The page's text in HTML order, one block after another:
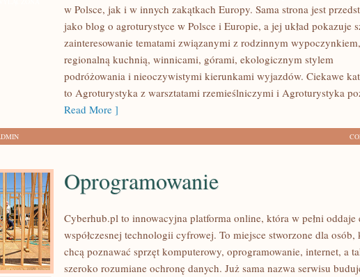
WINNIC
w Polsce, jak i w innych zakątkach Europy. Sama strona jest
jako blog o agroturystyce w Polsce i Europie, a jej układ pokazuje
zainteresowanie tematami związanymi z rodzinnym wypoczynkiem,
regionalną kuchnią, winnicami, górami, ekologicznym stylem
podróżowania i nieoczywistymi kierunkami wyjazdów. Ciekawe
to Agroturystyka z warsztatami rzemieślniczymi i Agroturystyka
Read More ]
Oprogramowanie
Cyberhub.pl to innowacyjna platforma online, która w pełni oddaje
współczesnej technologii cyfrowej. To miejsce stworzone dla osób,
chcą poznawać sprzęt komputerowy, oprogramowanie, internet, a
szeroko rozumiane ochronę danych. Już sama nazwa serwisu